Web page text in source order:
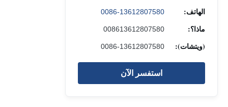
الهاتف: 0086-13612807580
ماذا؟: 008613612807580
(ويتشات): 0086-13612807580
استفسر الآن